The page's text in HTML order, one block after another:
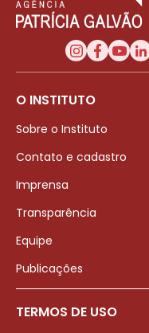
O INSTITUTO
Sobre o Instituto
Contato e cadastro
Imprensa
Transparência
Equipe
Publicações
TERMOS DE USO